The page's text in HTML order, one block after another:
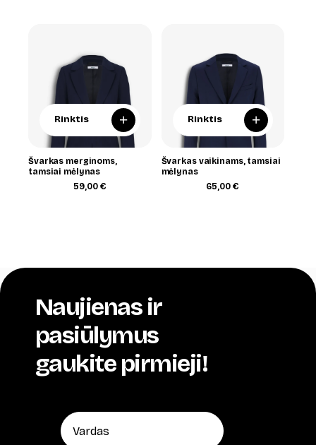
Rinktis +
Švarkas merginoms,
tamsiai mėlynas
59,00 €
Rinktis +
Švarkas vaikinams, tamsiai
mėlynas
65,00€
Naujienas ir
pasiūlymus
gaukite pirmieji!